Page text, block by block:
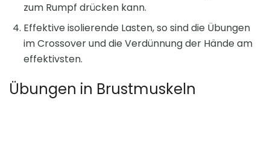
zum Rumpf drücken kann.
Effektive isolierende Lasten, so sind die Übungen
im Crossover und die Verdünnung der Hände am
effektivsten.
Übungen in Brustmuskeln